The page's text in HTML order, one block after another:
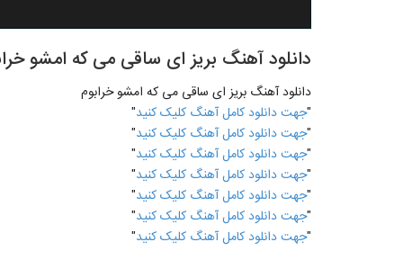
دانلود آهنگ بریز ای ساقی می که امشو
دانلود آهنگ بریز ای ساقی می که امشو خرابوم
"جهت دانلود کامل آهنگ کلیک کنید"
"جهت دانلود کامل آهنگ کلیک کنید"
"جهت دانلود کامل آهنگ کلیک کنید"
"جهت دانلود کامل آهنگ کلیک کنید"
"جهت دانلود کامل آهنگ کلیک کنید"
"جهت دانلود کامل آهنگ کلیک کنید"
"جهت دانلود کامل آهنگ کلیک کنید"